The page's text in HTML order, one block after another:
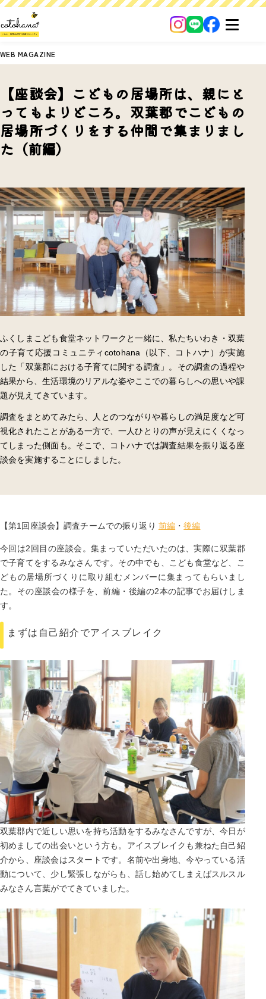
WEB MAGAZINE
【座談会】こどもの居場所は、親にと
ってもよりどころ。双葉郡でこどもの
居場所づくりをする仲間で集まりまし
た（前編）
ふくしまこども食堂ネットワークと一緒に、私たちいわき・双葉
の子育て応援コミュニティcotohana（以下、コトハナ）が実施
した「双葉郡における子育てに関する調査」。その調査の過程や
結果から、生活環境のリアルな姿やここでの暮らしへの思いや課
題が見えてきています。
調査をまとめてみたら、人とのつながりや暮らしの満足度など可
視化されたことがある一方で、一人ひとりの声が見えにくくなっ
てしまった側面も。そこで、コトハナでは調査結果を振り返る座
談会を実施することにしました。
【第1回座談会】調査チームでの振り返り 前編 ・後編
今回は2回目の座談会。集まっていただいたのは、実際に双葉郡
で子育てをするみなさんです。その中でも、こども食堂など、こ
どもの居場所づくりに取り組むメンバーに集まってもらいまし
た。その座談会の様子を、前編・後編の2本の記事でお届けしま
す。
まずは自己紹介でアイスブレイク
双葉郡内で近しい思いを持ち活動をするみなさんですが、今日が
初めましての出会いという方も。アイスブレイクも兼ねた自己紹
介から、座談会はスタートです。名前や出身地、今やっている活
動について、少し緊張しながらも、話し始めてしまえばスルスル
みなさん言葉がでてきていました。